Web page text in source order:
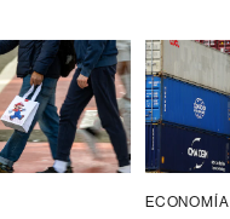
ECONOMÍA